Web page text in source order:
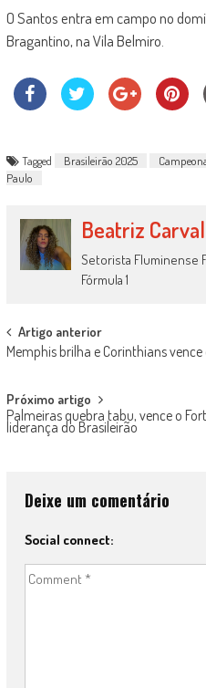
O Santos entra em campo no
Bragantino, na Vila Belmiro.
Tagged Brasileirão 2025
Paulo
Beatriz
Setorista Fluminense
Fórmula 1
Post
navigation
Artigo anterior
Memphis brilha e Corinthians
Próximo artigo
Palmeiras quebra tabu, vence o
liderança do Brasileirão
Deixe um comentário
Social connect: